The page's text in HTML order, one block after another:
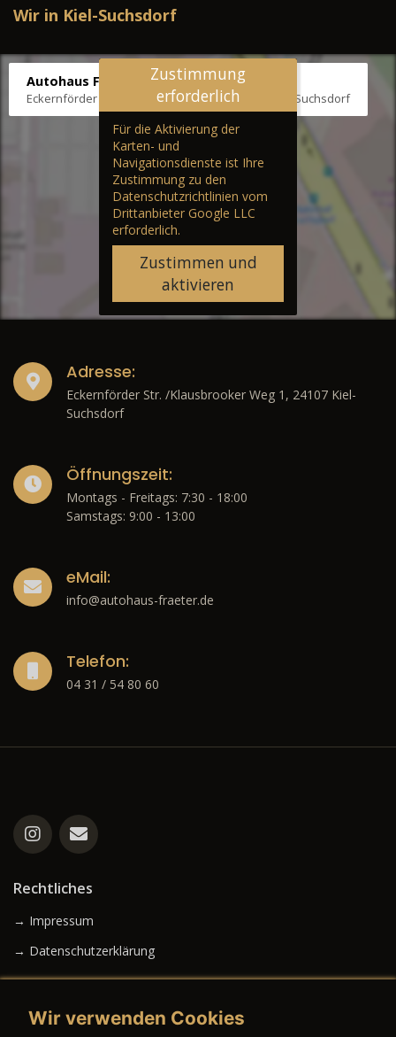
Wir in Kiel-Suchsdorf
Autohaus Fräter
Eckernförder Str. /Klausbrooker Weg 1, 24107 Kiel-Suchsdorf
Zustimmung
erforderlich
Für die Aktivierung der
Karten- und
Navigationsdienste ist Ihre
Zustimmung zu den
Datenschutzrichtlinien vom
Drittanbieter Google LLC
erforderlich.
Zustimmen und
aktivieren
Adresse:
Eckernförder Str. /Klausbrooker Weg 1, 24107 Kiel-
Suchsdorf
Öffnungszeit:
Montags - Freitags: 7:30 - 18:00
Samstags: 9:00 - 13:00
eMail:
info@autohaus-fraeter.de
Telefon:
04 31 / 54 80 60
Rechtliches
→ Impressum
→ Datenschutzerklärung
Wir verwenden Cookies